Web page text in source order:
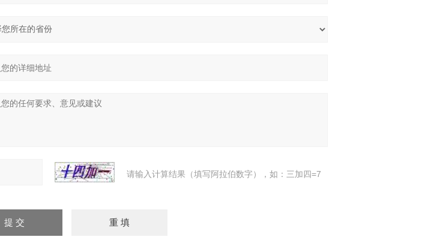
请输入计算结果（填写阿拉伯数字），如：三加四=7